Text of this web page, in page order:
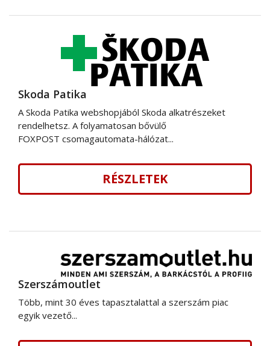
Skoda Patika
A Skoda Patika webshopjából Skoda alkatrészeket
rendelhetsz. A folyamatosan bővülő
FOXPOST csomagautomata-hálózat...
RÉSZLETEK
Szerszámoutlet
Több, mint 30 éves tapasztalattal a szerszám piac
egyik vezető...